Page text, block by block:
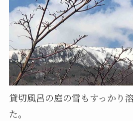
貸切風呂の庭の雪もすっかり
た。